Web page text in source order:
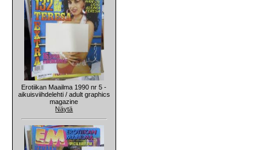
Erotiikan Maailma 1990 nr 5 -
aikuisviihdelehti / adult graphics
magazine
Näytä